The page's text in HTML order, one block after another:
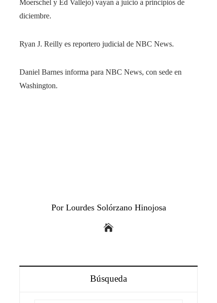
Moerschel y Ed Vallejo) vayan a juicio a principios de
diciembre.
Ryan J. Reilly es reportero judicial de NBC News.
Daniel Barnes informa para NBC News, con sede en
Washington.
Por Lourdes Solórzano Hinojosa
Búsqueda